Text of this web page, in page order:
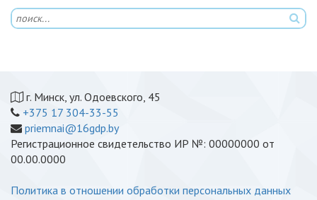
г. Минск, ул. Одоевского, 45
+375 17 304-33-55
priemnai@16gdp.by
Регистрационное свидетельство ИР №: 00000000 от
00.00.0000
Политика в отношении обработки персональных данных